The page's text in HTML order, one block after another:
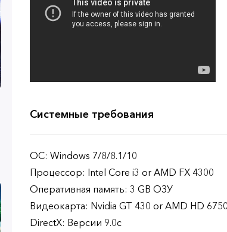
Системные требования
ОС: Windows 7/8/8.1/10
Процессор: Intel Core i3 or AMD FX 4300
Оперативная память: 3 GB ОЗУ
Видеокарта: Nvidia GT 430 or AMD HD
DirectX: Версии 9.0c